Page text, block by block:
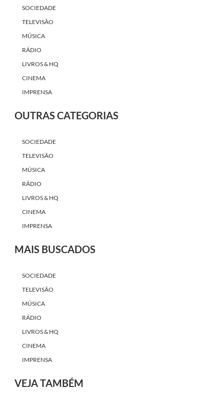
SOCIEDADE
TELEVISÃO
MÚSICA
RÁDIO
LIVROS & HQ
CINEMA
IMPRENSA
OUTRAS CATEGORIAS
SOCIEDADE
TELEVISÃO
MÚSICA
RÁDIO
LIVROS & HQ
CINEMA
IMPRENSA
MAIS BUSCADOS
SOCIEDADE
TELEVISÃO
MÚSICA
RÁDIO
LIVROS & HQ
CINEMA
IMPRENSA
VEJA TAMBÉM